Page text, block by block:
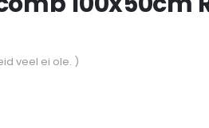
veel ei ole. )